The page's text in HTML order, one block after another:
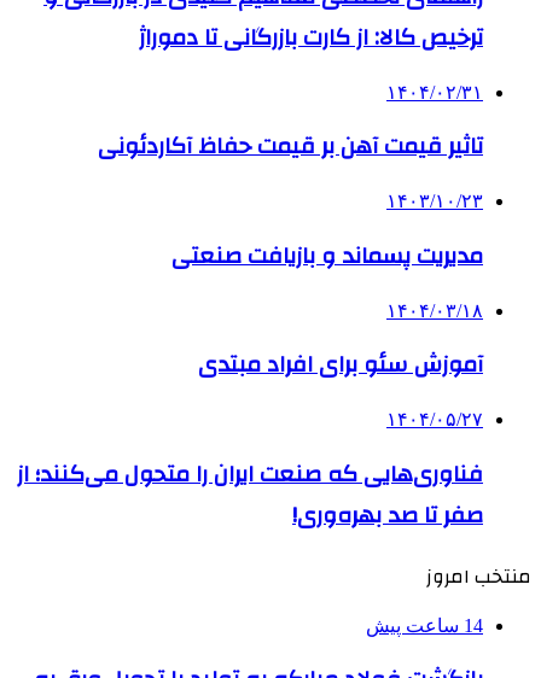
ترخیص کالا: از کارت بازرگانی تا دموراژ
۱۴۰۴/۰۲/۳۱
تاثیر قیمت آهن بر قیمت حفاظ آکاردئونی
۱۴۰۳/۱۰/۲۳
مدیریت پسماند و بازیافت صنعتی
۱۴۰۴/۰۳/۱۸
آموزش سئو برای افراد مبتدی
۱۴۰۴/۰۵/۲۷
فناوری‌هایی که صنعت ایران را متحول می‌کنند؛ از
صفر تا صد بهره‌وری!
منتخب امروز
14 ساعت پیش